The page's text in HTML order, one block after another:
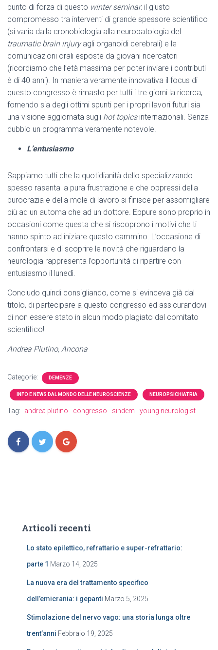
punto di forza di questo winter seminar: il giusto
compromesso tra interventi di grande spessore scientifico
(si varia dalla cronobiologia alla neuropatologia del
traumatic brain injuryagli organoidi cerebrali) e le
comunicazioni orali esposte da giovani ricercatori
(ricordiamo che l’età massima per poter inviare i contributi
è di 40 anni). In maniera veramente innovativa il focus di
questo congresso è rimasto per tutti i tre giorni la ricerca,
fornendo sia degli ottimi spunti per i propri lavori futuri sia
una visione aggiornata sugli hot topicsinternazionali. Senza
dubbio un programma veramente notevole.
L’entusiasmo
Sappiamo tutti che la quotidianità dello specializzando
spesso rasenta la pura frustrazione e che oppressi della
burocrazia e della mole di lavoro si finisce per assomigliare
più ad un automa che ad un dottore. Eppure sono proprio in
occasioni come questa che si riscoprono i motivi che ti
hanno spinto ad iniziare questo cammino. L’occasione di
confrontarsi e di scoprire le novità che riguardano la
neurologia rappresenta l’opportunità di ripartire con
entusiasmo il lunedì.
Concludo quindi consigliando, come si evinceva già dal
titolo, di partecipare a questo congresso ed assicurandovi
di non essere stato in alcun modo plagiato dal comitato
scientifico!
Andrea Plutino, Ancona
Categorie: DEMENZE
INFO E NEWS DAL MONDO DELLE NEUROSCIENZE NEUROPSICHIATRIA
Tag: andrea plutino congresso sindem young neurologist
Articoli recenti
Lo stato epilettico, refrattario e super-refrattario:
parte 1 Marzo 14, 2025
La nuova era del trattamento specifico
dell’emicrania: i gepanti Marzo 5, 2025
Stimolazione del nervo vago: una storia lunga oltre
trent’anni Febbraio 19, 2025